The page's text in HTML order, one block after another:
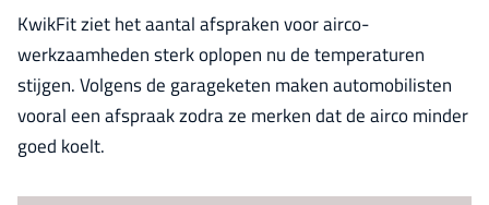
KwikFit ziet het aantal afspraken voor airco-
werkzaamheden sterk oplopen nu de temperaturen
stijgen. Volgens de garageketen maken automobilisten
vooral een afspraak zodra ze merken dat de airco minder
goed koelt.